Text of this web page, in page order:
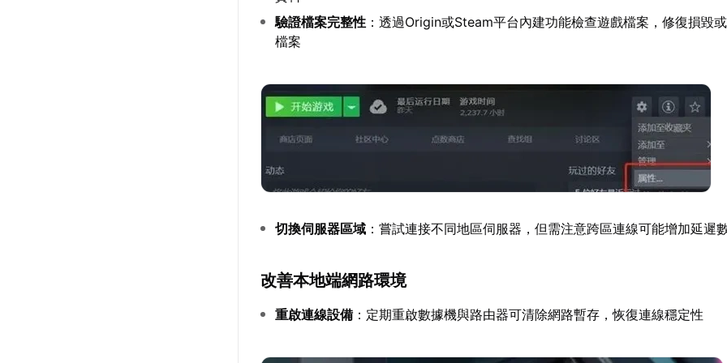
驗證檔案完整性 ：透過Origin或Steam平台內建功能檢查遊戲檔案，修復損毀
檔案
切換伺服器區域 ：嘗試連接不同地區伺服器，但需注意跨區連線可能增加延遲
改善本地端網路環境
重啟連線設備 ：定期重啟數據機與路由器可清除網路暫存，恢復連線穩定性